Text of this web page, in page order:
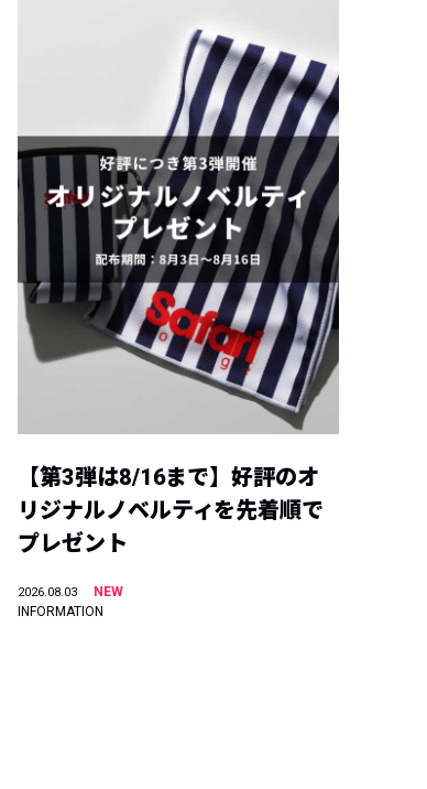
【第3弾は8/16まで】好評のオ
リジナルノベルティを先着順で
プレゼント
2026.08.03
NEW
INFORMATION